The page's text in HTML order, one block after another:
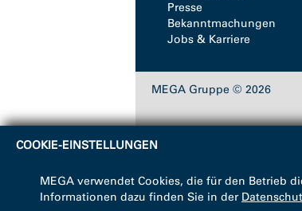
Presse
Bekanntmachungen
Jobs & Karriere
MEGA Gruppe © 2026
COOKIE-EINSTELLUNGEN
MEGA verwendet Cookies, die für den Betrieb
Informationen dazu finden Sie in der